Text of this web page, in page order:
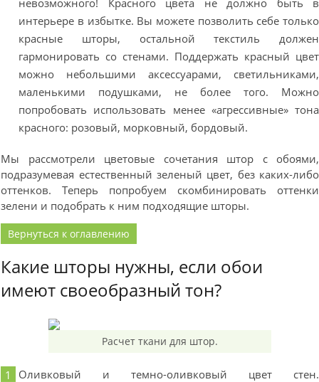
невозможного! Красного цвета не должно быть в
интерьере в избытке. Вы можете позволить себе только
красные шторы, остальной текстиль должен
гармонировать со стенами. Поддержать красный цвет
можно небольшими аксессуарами, светильниками,
маленькими подушками, не более того. Можно
попробовать использовать менее «агрессивные» тона
красного: розовый, морковный, бордовый.
Мы рассмотрели цветовые сочетания штор с обоями,
подразумевая естественный зеленый цвет, без каких-либо
оттенков. Теперь попробуем скомбинировать оттенки
зелени и подобрать к ним подходящие шторы.
Вернуться к оглавлению
Какие шторы нужны, если обои
имеют своеобразный тон?
Расчет ткани для штор.
Оливковый и темно-оливковый цвет стен.